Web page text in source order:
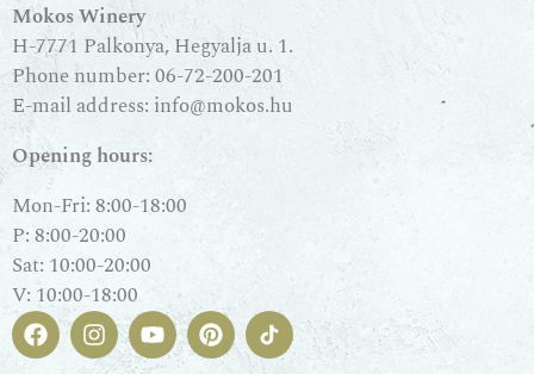
Mokos Winery
H-7771 Palkonya, Hegyalja u. 1.
Phone number:06-72-200-201
E-mail address: info@mokos.hu
Opening hours:
Mon-Fri: 8:00-18:00
P: 8:00-20:00
Sat: 10:00-20:00
V: 10:00-18:00